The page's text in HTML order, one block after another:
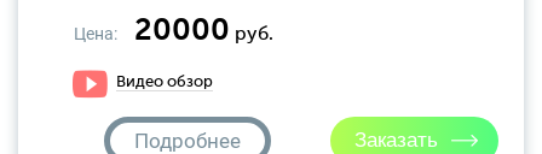
Цена: 20000 руб.
Видео обзор
Подробнее